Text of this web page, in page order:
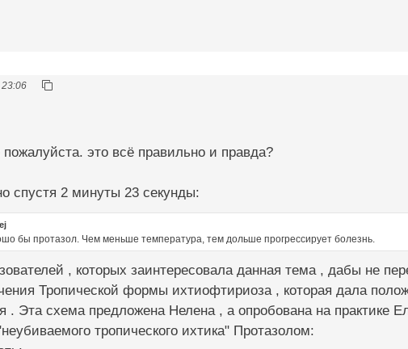
пожалуйста. это всё правильно и правда?
спустя 2 минуты 23 секунды:
бы протазол. Чем меньше температура, тем дольше прогрессирует болезнь.
, которых заинтересовала данная тема , дабы не
Тропической формы ихтиофтириоза , которая дала
. Эта схема предложена Нелена , а опробована на практике
тропического ихтика" Протазолом: